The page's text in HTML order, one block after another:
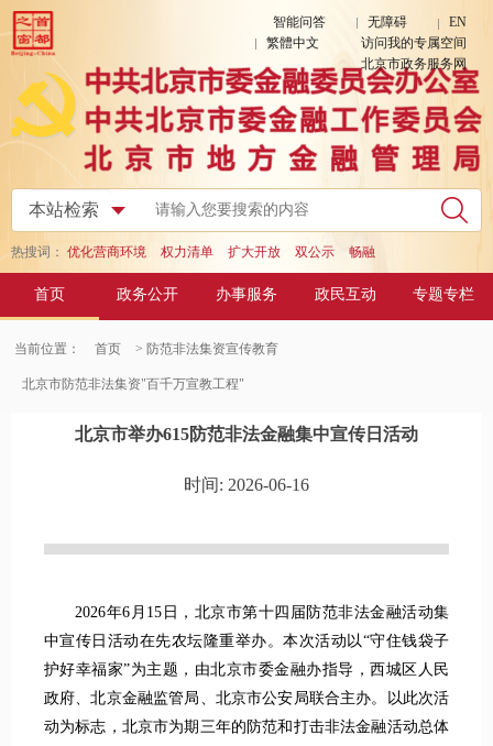
智能问答 无障碍
EN
繁體中文
访问我的专属空间
北京市政务服务网
热搜词： 优化营商环境 权力清单 扩大开放 双公示 畅融
首页 政务公开 办事服务 政民互动 专题专栏
当前位置： 首页 > 防范非法集资宣传教育
北京市防范非法集资"百千万宣教工程"
北京市举办615防范非法金融集中宣传日活动
时间: 2026-06-16
2026年6月15日，北京市第十四届防范非法金融活动集
中宣传日活动在先农坛隆重举办。本次活动以“守住钱袋子
护好幸福家”为主题，由北京市委金融办指导，西城区人民
政府、北京金融监管局、北京市公安局联合主办。以此次活
动为标志，北京市为期三年的防范和打击非法金融活动总体